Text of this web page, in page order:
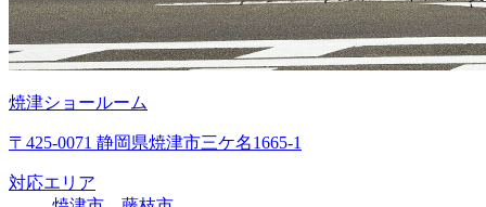
焼津ショールーム
〒425-0071 静岡県焼津市三ケ名1665-1
対応エリア